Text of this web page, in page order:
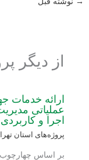
از دیگر
ارائه خدمات
عملیاتی
اجرا و کاربردی
پروژه‌های استان
بر اساس